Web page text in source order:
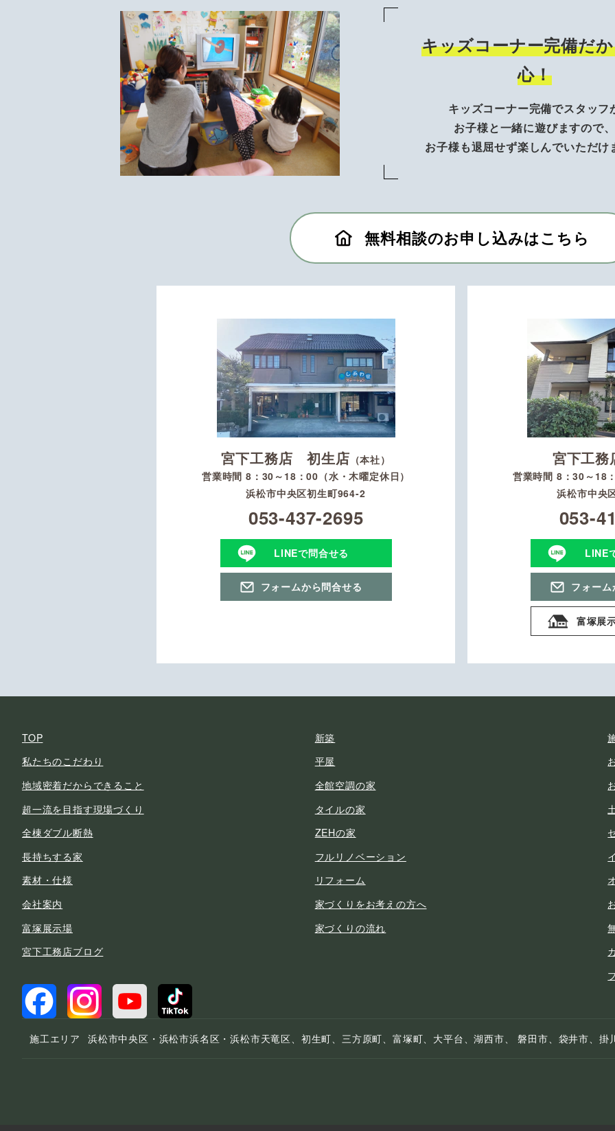
キッズコーナー完備だ
心！
キッズコーナー完備でスタッフ
お子様と一緒に遊びますので、
お子様も退屈せず楽しんでいただけ
無料相談のお申し込みはこちら
宮下工務店 初生店 （本社）
営業時間 8：30～18：00（水・木曜定休日）
浜松市中央区初生町964-2
053-437-2695
LINEで問合せる
フォームから問合せる
宮下工
営業時間 8：30～18
浜松市中央
053-
LINE
フォー
富塚展
TOP
私たちのこだわり
地域密着だからできること
超一流を目指す現場づくり
全棟ダブル断熱
長持ちする家
素材・仕様
会社案内
富塚展示場
宮下工務店ブログ
新築
平屋
全館空調の家
タイルの家
ZEHの家
フルリノベーション
リフォーム
家づくりをお考えの方へ
家づくりの流れ
施工エリア 浜松市中央区・浜松市浜名区・浜松市天竜区、初生町、三方原町、富塚町、大平台、湖西市、 磐田市、袋井市、掛